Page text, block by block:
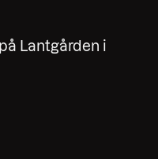
Lantgården i